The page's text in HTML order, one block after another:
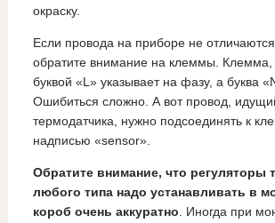
окраску.
Если провода на приборе не
обратите внимание на клеммы. Клемма,
буквой «L» указывает на фазу, а буква
Ошибиться сложно. А вот провод,
термодатчика, нужно подсоединять к
надписью «sensor».
Обратите внимание, что регуляторы
любого типа надо устанавливать в
короб очень аккуратно. Иногда при